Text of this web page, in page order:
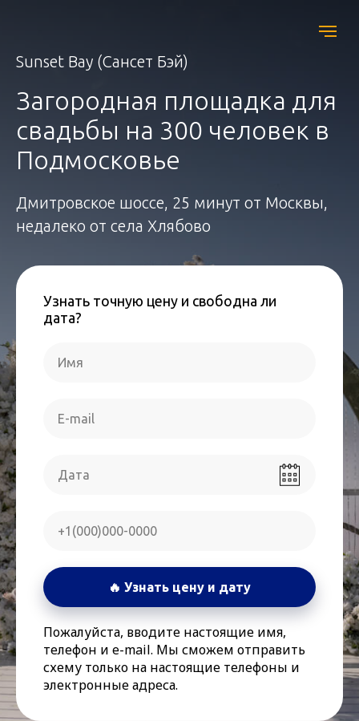
Sunset Bay (Сансет Бэй)
Загородная площадка для
свадьбы на 300 человек в
Подмосковье
Дмитровское шоссе, 25 минут от Москвы,
недалеко от села Хлябово
Узнать точную цену и свободна ли
дата?
🔥 Узнать цену и дату
Пожалуйста, вводите настоящие имя,
телефон и e-mail. Мы сможем отправить
схему только на настоящие телефоны и
электронные адреса.